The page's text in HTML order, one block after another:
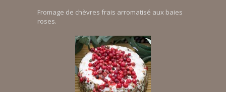
Fromage de chèvres frais arromatisé aux baies
roses.